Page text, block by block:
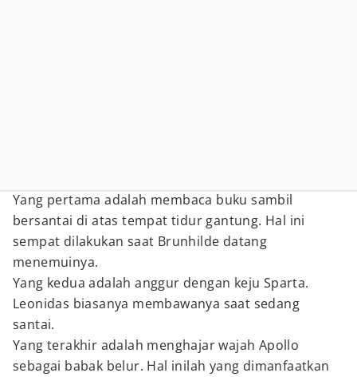
Yang pertama adalah membaca buku sambil
bersantai di atas tempat tidur gantung. Hal ini
sempat dilakukan saat Brunhilde datang
menemuinya.
Yang kedua adalah anggur dengan keju Sparta.
Leonidas biasanya membawanya saat sedang
santai.
Yang terakhir adalah menghajar wajah Apollo
sebagai babak belur. Hal inilah yang dimanfaatkan